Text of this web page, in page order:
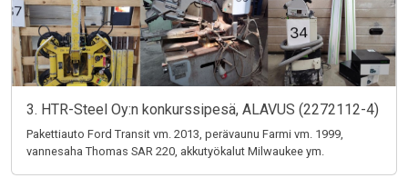
3. HTR-Steel Oy:n konkurssipesä, ALAVUS (2272112-4)
Pakettiauto Ford Transit vm. 2013, perävaunu Farmi vm. 1999,
vannesaha Thomas SAR 220, akkutyökalut Milwaukee ym.